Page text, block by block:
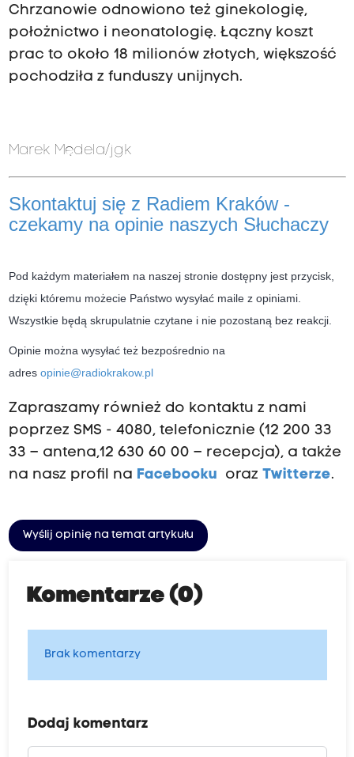
Chrzanowie odnowiono też ginekologię,
położnictwo i neonatologię. Łączny koszt
prac to około 18 milionów złotych, większość
pochodziła z funduszy unijnych.
Marek Mędela/jgk
Skontaktuj się z Radiem Kraków -
czekamy na opinie naszych Słuchaczy
Pod każdym materiałem na naszej stronie dostępny jest przycisk,
dzięki któremu możecie Państwo wysyłać maile z opiniami.
Wszystkie będą skrupulatnie czytane i nie pozostaną bez reakcji.
Opinie można wysyłać też bezpośrednio na
adres opinie@radiokrakow.pl
Zapraszamy również do kontaktu z nami
poprzez SMS - 4080, telefonicznie (12 200 33
33 – antena,12 630 60 00 – recepcja), a także
na nasz profil na Facebooku oraz Twitterze.
Wyślij opinię na temat artykułu
Komentarze (0)
Brak komentarzy
Dodaj komentarz